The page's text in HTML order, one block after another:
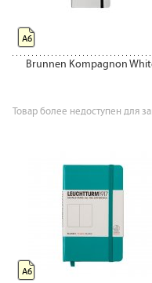
Brunnen Kompagnon
Товар более недоступен для
А6
А6